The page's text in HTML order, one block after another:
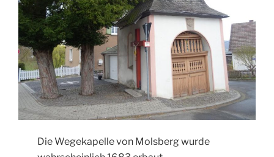
Die Wegekapelle von Molsberg wurde